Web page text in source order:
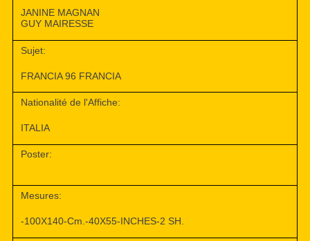
JANINE MAGNAN
GUY MAIRESSE
Sujet:
FRANCIA 96 FRANCIA
Nationalité de l'Affiche:
ITALIA
Poster:
Mesures:
-100X140-Cm.-40X55-INCHES-2 SH.